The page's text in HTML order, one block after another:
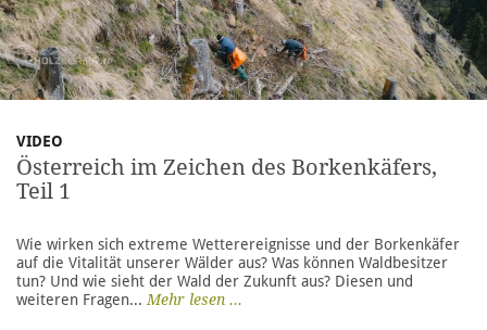
VIDEO
Österreich im Zeichen des Borkenkäfers,
Teil 1
Wie wirken sich extreme Wetterereignisse und der Borkenkäfer
auf die Vitalität unserer Wälder aus? Was können Waldbesitzer
tun? Und wie sieht der Wald der Zukunft aus? Diesen und
weiteren Fragen... Mehr lesen ...